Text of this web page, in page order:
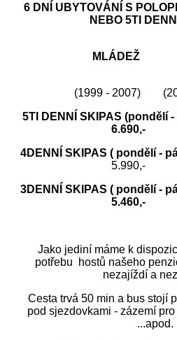
6 DNÍ UBYTOVÁNÍ S
NEBO 5TI
(r.n.1998
(1999 - 2007)
5TI DENNÍ SKIPAS
6.690,-
4DENNÍ SKIPAS ( pondělí -
5.990,-
3DENNÍ SKIPAS (
5.460,-
Jako jediní máme k
potřebu hostů našeho
nezajíždí a
Cesta trvá 50 min a bus stojí
pod sjezdovkami - zázemí
...apod.